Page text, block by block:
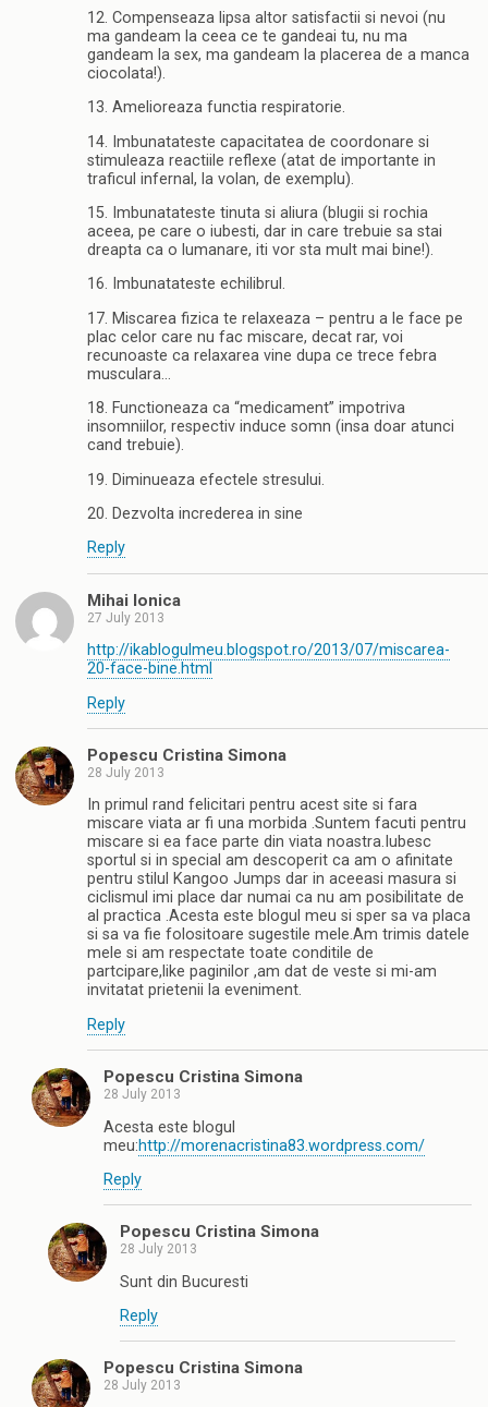
12. Compenseaza lipsa altor satisfactii si nevoi (nu
ma gandeam la ceea ce te gandeai tu, nu ma
gandeam la sex, ma gandeam la placerea de a manca
ciocolata!).
13. Amelioreaza functia respiratorie.
14. Imbunatateste capacitatea de coordonare si
stimuleaza reactiile reflexe (atat de importante in
traficul infernal, la volan, de exemplu).
15. Imbunatateste tinuta si aliura (blugii si rochia
aceea, pe care o iubesti, dar in care trebuie sa stai
dreapta ca o lumanare, iti vor sta mult mai bine!).
16. Imbunatateste echilibrul.
17. Miscarea fizica te relaxeaza – pentru a le face pe
plac celor care nu fac miscare, decat rar, voi
recunoaste ca relaxarea vine dupa ce trece febra
musculara…
18. Functioneaza ca “medicament” impotriva
insomniilor, respectiv induce somn (insa doar atunci
cand trebuie).
19. Diminueaza efectele stresului.
20. Dezvolta increderea in sine
Reply
Mihai Ionica
27 July 2013
http://ikablogulmeu.blogspot.ro/2013/07/miscarea-
20-face-bine.html
Reply
Popescu Cristina Simona
28 July 2013
In primul rand felicitari pentru acest site si fara
miscare viata ar fi una morbida .Suntem facuti pentru
miscare si ea face parte din viata noastra.Iubesc
sportul si in special am descoperit ca am o afinitate
pentru stilul Kangoo Jumps dar in aceeasi masura si
ciclismul imi place dar numai ca nu am posibilitate de
al practica .Acesta este blogul meu si sper sa va placa
si sa va fie folositoare sugestile mele.Am trimis datele
mele si am respectate toate conditile de
partcipare,like paginilor ,am dat de veste si mi-am
invitatat prietenii la eveniment.
Reply
Popescu Cristina Simona
28 July 2013
Acesta este blogul
meu:http://morenacristina83.wordpress.com/
Reply
Popescu Cristina Simona
28 July 2013
Sunt din Bucuresti
Reply
Popescu Cristina Simona
28 July 2013